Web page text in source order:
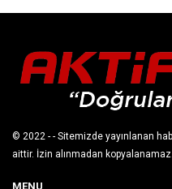
© 2022 - - Sitemizde yayınlanan
aittir. İzin alınmadan kopyalanamaz.
MENU